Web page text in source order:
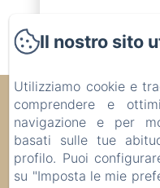
Alba
Corso Bra
+39
+39
Il nostro sito
Utilizziamo cookie e
comprendere e
navigazione e per
basati sulle tue
profilo. Puoi
su "Imposta le mie